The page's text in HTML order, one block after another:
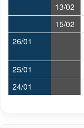
13/02
15/02
26/01
25/01
24/01